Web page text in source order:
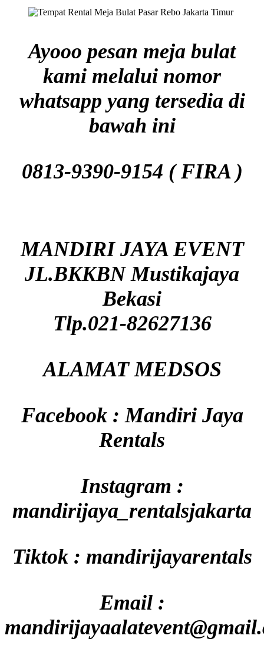
Ayooo pesan meja bulat
kami melalui nomor
whatsapp yang tersedia di
bawah ini
0813-9390-9154 ( FIRA )
MANDIRI JAYA EVENT
JL.BKKBN Mustikajaya
Bekasi
Tlp.021-82627136
ALAMAT MEDSOS
Facebook : Mandiri Jaya
Rentals
Instagram :
mandirijaya_rentalsjakarta
Tiktok : mandirijayarentals
Email :